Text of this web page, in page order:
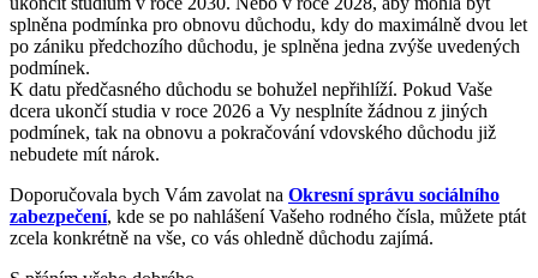
splněna podmínka pro obnovu důchodu, kdy do maximálně dvou let
po zániku předchozího důchodu, je splněna jedna zvýše uvedených
podmínek.
K datu předčasného důchodu se bohužel nepřihlíží. Pokud Vaše
dcera ukončí studia v roce 2026 a Vy nesplníte žádnou z jiných
podmínek, tak na obnovu a pokračování vdovského důchodu již
nebudete mít nárok.
Doporučovala bych Vám zavolat na Okresní správu sociálního
zabezpečení, kde se po nahlášení Vašeho rodného čísla, můžete ptát
zcela konkrétně na vše, co vás ohledně důchodu zajímá.